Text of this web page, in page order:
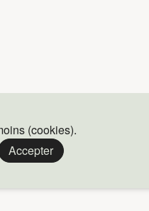
(cookies).
Accepter